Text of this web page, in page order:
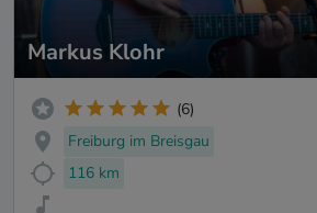
Markus Klohr
(6)
Freiburg im Breisgau
116 km